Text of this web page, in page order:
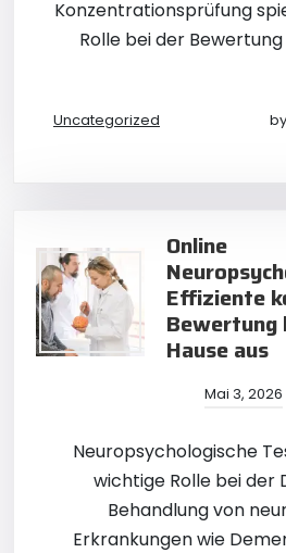
Konzentrationsprüfung
Rolle bei der
Uncategorized by
Online
Effiziente
Bewertung
Hause aus
Mai 3, 2026
Neuropsychologische
wichtige Rolle bei der
Behandlung von
Erkrankungen wie